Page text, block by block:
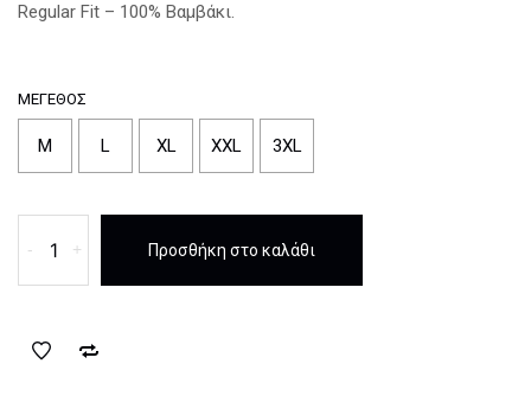
Regular Fit – 100% Βαμβάκι.
ΜΈΓΕΘΟΣ
M L XL XXL 3XL
-
Visconti
Λευκό
Μπλε
+ Προσθήκη στο καλάθι